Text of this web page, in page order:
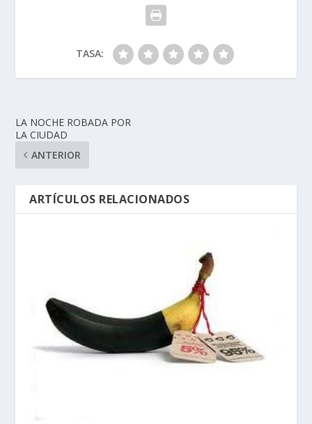
TASA:
LA NOCHE ROBADA POR
LA CIUDAD
ANTERIOR
ARTÍCULOS RELACIONADOS